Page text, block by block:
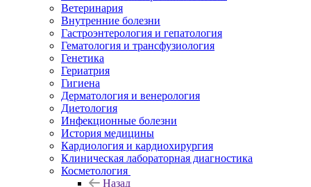
Ветеринария
Внутренние болезни
Гастроэнтерология и гепатология
Гематология и трансфузиология
Генетика
Гериатрия
Гигиена
Дерматология и венерология
Диетология
Инфекционные болезни
История медицины
Кардиология и кардиохирургия
Клиническая лабораторная диагностика
Косметология
Назад